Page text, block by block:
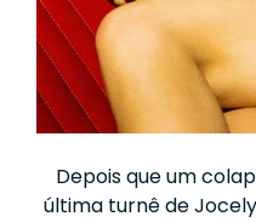
Depois que um
última turnê de